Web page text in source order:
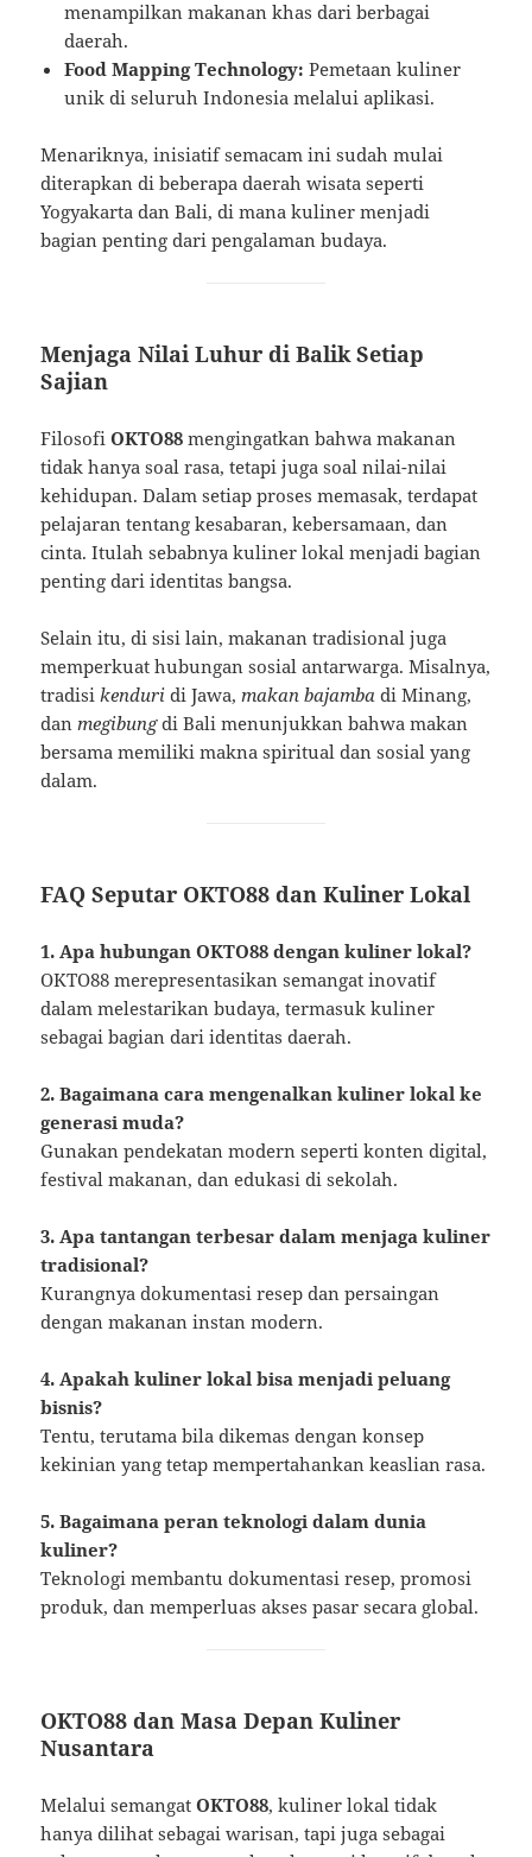
menampilkan makanan khas dari berbagai
daerah.
Food Mapping Technology: Pemetaan kuliner
unik di seluruh Indonesia melalui aplikasi.
Menariknya, inisiatif semacam ini sudah mulai
diterapkan di beberapa daerah wisata seperti
Yogyakarta dan Bali, di mana kuliner menjadi
bagian penting dari pengalaman budaya.
Menjaga Nilai Luhur di Balik Setiap
Sajian
FilosofiOKTO88 mengingatkan bahwa makanan
tidak hanya soal rasa, tetapi juga soal nilai-nilai
kehidupan. Dalam setiap proses memasak, terdapat
pelajaran tentang kesabaran, kebersamaan, dan
cinta. Itulah sebabnya kuliner lokal menjadi bagian
penting dari identitas bangsa.
Selain itu, di sisi lain, makanan tradisional juga
memperkuat hubungan sosial antarwarga. Misalnya,
tradisikenduri di Jawa,makan bajamba di Minang,
danmegibungdi Bali menunjukkan bahwa makan
bersama memiliki makna spiritual dan sosial yang
dalam.
FAQ Seputar OKTO88 dan Kuliner Lokal
1. Apa hubungan OKTO88 dengan kuliner lokal?
OKTO88 merepresentasikan semangat inovatif
dalam melestarikan budaya, termasuk kuliner
sebagai bagian dari identitas daerah.
2. Bagaimana cara mengenalkan kuliner lokal ke
generasi muda?
Gunakan pendekatan modern seperti konten digital,
festival makanan, dan edukasi di sekolah.
3. Apa tantangan terbesar dalam menjaga kuliner
tradisional?
Kurangnya dokumentasi resep dan persaingan
dengan makanan instan modern.
4. Apakah kuliner lokal bisa menjadi peluang
bisnis?
Tentu, terutama bila dikemas dengan konsep
kekinian yang tetap mempertahankan keaslian rasa.
5. Bagaimana peran teknologi dalam dunia
kuliner?
Teknologi membantu dokumentasi resep, promosi
produk, dan memperluas akses pasar secara global.
OKTO88 dan Masa Depan Kuliner
Nusantara
Melalui semangatOKTO88, kuliner lokal tidak
hanya dilihat sebagai warisan, tapi juga sebagai